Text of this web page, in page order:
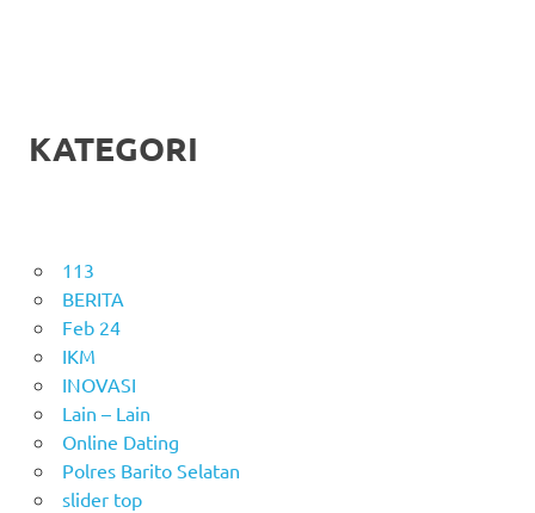
KATEGORI
113
BERITA
Feb 24
IKM
INOVASI
Lain – Lain
Online Dating
Polres Barito Selatan
slider top